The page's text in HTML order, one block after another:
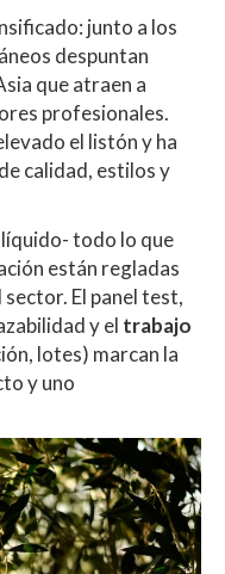
junto a los
despuntan
que atraen a
profesionales.
el listón y ha
calidad, estilos y
todo lo que
están regladas
El panel test,
y el trabajo
lotes) marcan la
y uno